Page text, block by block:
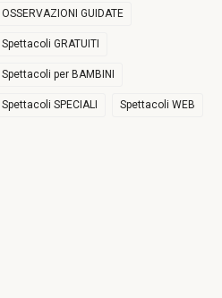
OSSERVAZIONI GUIDATE
Spettacoli GRATUITI
Spettacoli per BAMBINI
Spettacoli SPECIALI Spettacoli WEB